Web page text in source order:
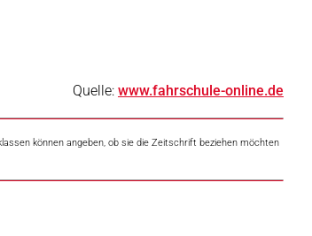
Quelle: www.fahrschule-online.de
können angeben, ob sie die Zeitschrift beziehen möchten